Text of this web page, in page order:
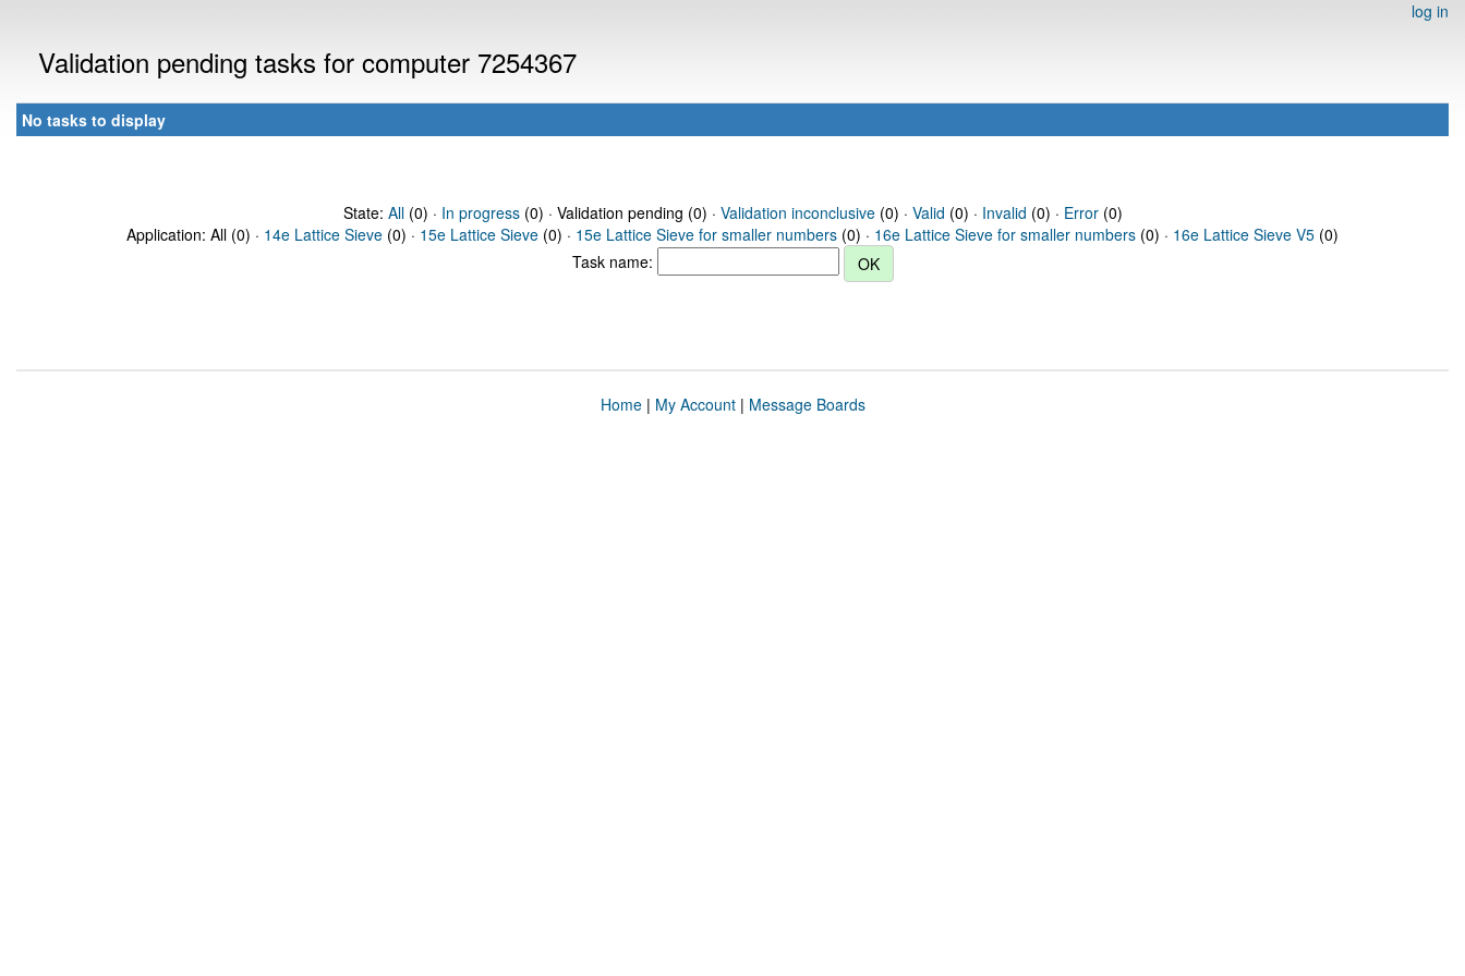
log in
Validation pending tasks for computer 7254367
No tasks to display
State: All(0) · In progress(0) · Validation pending (0) · Validation inconclusive(0) · Valid (0) · Invalid (0) · Error(0)
Application: All (0) · 14e Lattice Sieve (0) · 15e Lattice Sieve (0) · 15e Lattice Sieve for smaller numbers (0) · 16e Lattice Sieve for smaller numbers (0) · 16e Lattice Sieve V5 (0)
Task name:
Home| My Account| Message Boards